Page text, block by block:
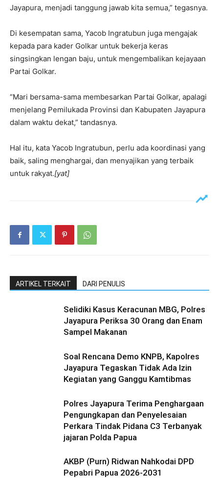
Jayapura, menjadi tanggung jawab kita semua,” tegasnya.
Di kesempatan sama, Yacob Ingratubun juga mengajak
kepada para kader Golkar untuk bekerja keras
singsingkan lengan baju, untuk mengembalikan kejayaan
Partai Golkar.
“Mari bersama-sama membesarkan Partai Golkar, apalagi
menjelang Pemilukada Provinsi dan Kabupaten Jayapura
dalam waktu dekat,” tandasnya.
Hal itu, kata Yacob Ingratubun, perlu ada koordinasi yang
baik, saling menghargai, dan menyajikan yang terbaik
untuk rakyat.[yat]
ARTIKEL TERKAIT DARI PENULIS
Selidiki Kasus Keracunan MBG, Polres
Jayapura Periksa 30 Orang dan Enam
Sampel Makanan
Soal Rencana Demo KNPB, Kapolres
Jayapura Tegaskan Tidak Ada Izin
Kegiatan yang Ganggu Kamtibmas
Polres Jayapura Terima Penghargaan
Pengungkapan dan Penyelesaian
Perkara Tindak Pidana C3 Terbanyak
jajaran Polda Papua
AKBP (Purn) Ridwan Nahkodai DPD
Pepabri Papua 2026-2031